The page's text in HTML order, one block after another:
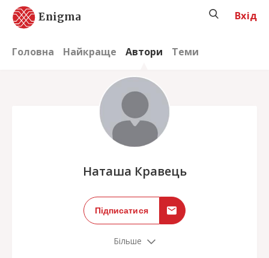
Enigma
Головна Найкраще Автори Теми
Вхід
Наташа Кравець
Підписатися
Більше